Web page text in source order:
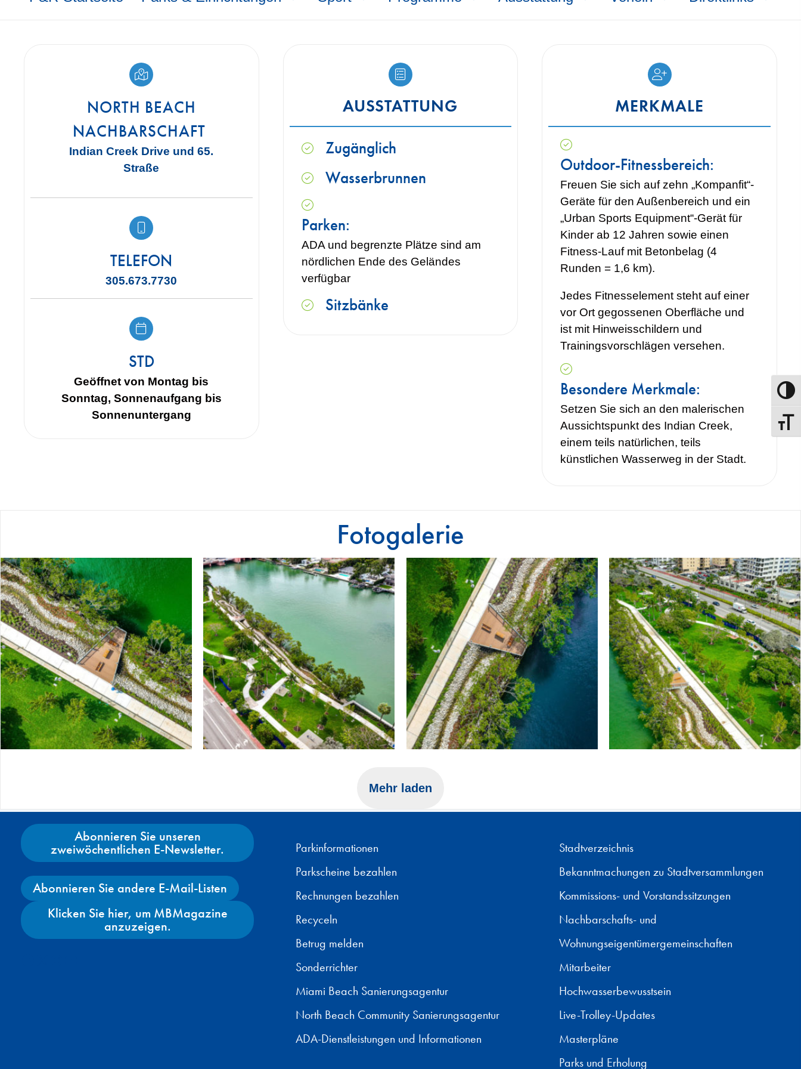
NORTH BEACH
NACHBARSCHAFT
Indian Creek Drive und 65.
Straße
TELEFON
305.673.7730
STD
Geöffnet von Montag bis
Sonntag, Sonnenaufgang bis
Sonnenuntergang
AUSSTATTUNG
Zugänglich
Wasserbrunnen
Parken:
ADA und begrenzte Plätze sind am
nördlichen Ende des Geländes
verfügbar
Sitzbänke
MERKMALE
Outdoor-Fitnessbereich:
Freuen Sie sich auf zehn „Kompanfit“-
Geräte für den Außenbereich und ein
„Urban Sports Equipment“-Gerät für
Kinder ab 12 Jahren sowie einen
Fitness-Lauf mit Betonbelag (4
Runden = 1,6 km).
Jedes Fitnesselement steht auf einer
vor Ort gegossenen Oberfläche und
ist mit Hinweisschildern und
Trainingsvorschlägen versehen.
Besondere Merkmale:
Setzen Sie sich an den malerischen
Aussichtspunkt des Indian Creek,
einem teils natürlichen, teils
künstlichen Wasserweg in der Stadt.
Fotogalerie
Mehr laden
Abonnieren Sie unseren
zweiwöchentlichen E-Newsletter.
Abonnieren Sie andere E-Mail-Listen
Klicken Sie hier, um MBMagazine
anzuzeigen.
Parkinformationen
Parkscheine bezahlen
Rechnungen bezahlen
Recyceln
Betrug melden
Sonderrichter
Miami Beach Sanierungsagentur
North Beach Community Sanierungsagentur
ADA-Dienstleistungen und Informationen
Stadtverzeichnis
Bekanntmachungen zu Stadtversammlungen
Kommissions- und Vorstandssitzungen
Nachbarschafts- und
Wohnungseigentümergemeinschaften
Mitarbeiter
Hochwasserbewusstsein
Live-Trolley-Updates
Masterpläne
Parks und Erholung